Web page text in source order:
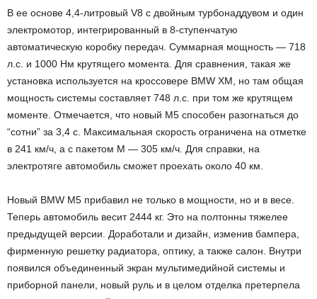
В ее основе 4,4-литровый V8 с двойным турбонаддувом и один
электромотор, интегрированный в 8-ступенчатую
автоматическую коробку передач. Суммарная мощность — 718
л.с. и 1000 Нм крутящего момента. Для сравнения, такая же
установка используется на кроссовере BMW XM, но там общая
мощность системы составляет 748 л.с. при том же крутящем
моменте. Отмечается, что новый M5 способен разогнаться до
“сотни” за 3,4 с. Максимальная скорость ограничена на отметке
в 241 км/ч, а с пакетом M — 305 км/ч. Для справки, на
электротяге автомобиль сможет проехать около 40 км.
Новый BMW M5 прибавил не только в мощности, но и в весе.
Теперь автомобиль весит 2444 кг. Это на полтонны тяжелее
предыдущей версии. Доработали и дизайн, изменив бампера,
фирменную решетку радиатора, оптику, а также салон. Внутри
появился объединенный экран мультимедийной системы и
приборной панели, новый руль и в целом отделка претерпела